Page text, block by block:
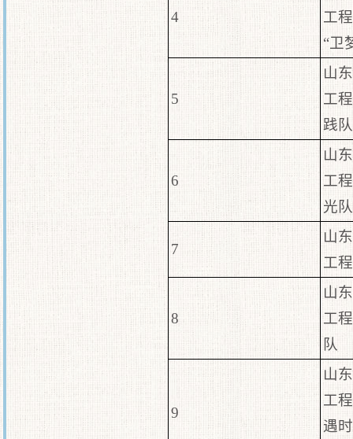
4
工
“卫
5
山
工
践队
6
山
工
光
7
山
工
8
山
工
队
9
山
工
遇